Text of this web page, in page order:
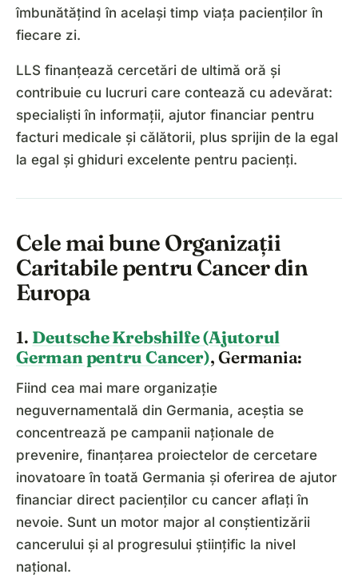
îmbunătățind în același timp viața pacienților în
fiecare zi.
LLS finanțează cercetări de ultimă oră și
contribuie cu lucruri care contează cu adevărat:
specialiști în informații, ajutor financiar pentru
facturi medicale și călătorii, plus sprijin de la egal
la egal și ghiduri excelente pentru pacienți.
Cele mai bune Organizații
Caritabile pentru Cancer din
Europa
1. Deutsche Krebshilfe (Ajutorul
German pentru Cancer), Germania:
Fiind cea mai mare organizație
neguvernamentală din Germania, aceștia se
concentrează pe campanii naționale de
prevenire, finanțarea proiectelor de cercetare
inovatoare în toată Germania și oferirea de ajutor
financiar direct pacienților cu cancer aflați în
nevoie. Sunt un motor major al conștientizării
cancerului și al progresului științific la nivel
național.